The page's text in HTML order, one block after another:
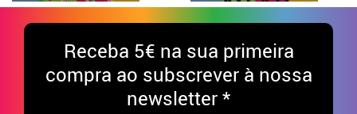
Receba 5€ na sua primeira
compra ao subscrever à nossa
newsletter *